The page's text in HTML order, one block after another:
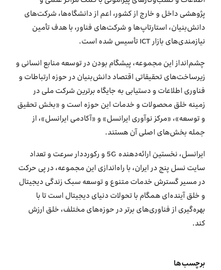
پژوهشی داخل و خارج از کشور، اعم از دانشگاه‌ها، شرکت‌های
دانش‌بنیان، استارتاپ‌ها و شرکت‌های فناور، با هدف تأمین
نیازمندی‌های بازار ICT تأسیس شده است.
چشم‌انداز این مجموعه، پیشگام بودن در توسعه منابع انسانی و
زیرساخت‌های تحقیقاتی اقتصاد دانش‌بنیان در حوزه ارتباطات و
فناوری اطلاعات و دستیابی به جایگاه برترین شرکت ملی در
زمینه خلق محصولات و خدمات این حوزه است و «بخش تحقیق
و توسعه»، «مرکز نوآوری ایرانسل» و «آکادمی ایرانسل»، از
جمله بخش‌های اصلی آن هستند.
ایرانسل، نخستین ارائه‌دهنده 5G و رکورددار سرعت و تعداد
سایت‌ نسل پنج در ایران، با راه‌اندازی این مجموعه، در پی حرکت
در مسیر گسترش خدمات متنوع و توسعه سبک زندگی دیجیتال
و خلق آینده‌ای همگام با تحولات دنیای دیجیتال است تا با
بهره‌گیری از فناوری‌های برتر در حوزه‌های مختلف، خلق ارزش
کند.
برچسب‌ها